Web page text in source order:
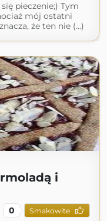
pieczenie;) Tym
mój ostatni
że ten nie (...)
i
0 Smakowite